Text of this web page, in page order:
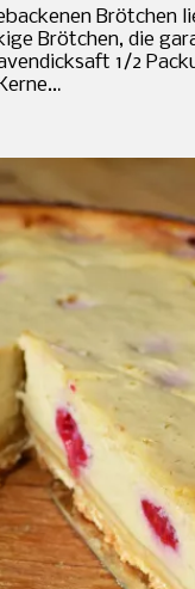
Brötchen
Brötchen, die
1/2